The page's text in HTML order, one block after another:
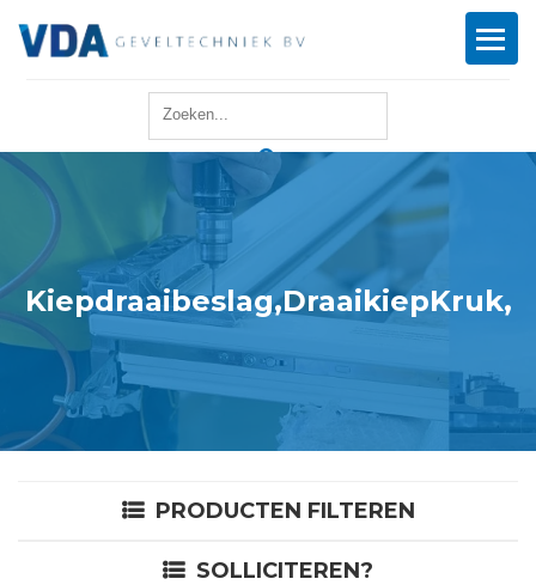
Reparatie
Onderhoud
Merken
Producten
Offerte
Kiepdraaibeslag,DraaikiepKruk,
PRODUCTEN FILTEREN
SOLLICITEREN?